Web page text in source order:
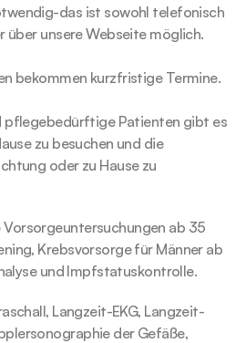
das ist sowohl telefonisch
über unsere Webseite möglich.
bekommen kurzfristige Termine.
pflegebedürftige Patienten gibt es
zu besuchen und die
oder zu Hause zu
Vorsorgeuntersuchungen ab 35
Krebsvorsorge für Männer ab
und Impfstatuskontrolle.
Langzeit-EKG, Langzeit-
der Gefäße,